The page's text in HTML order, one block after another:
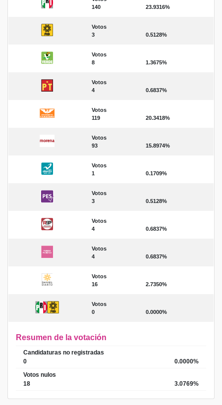
140
23.9316%
Votos
3
0.5128%
Votos
8
1.3675%
Votos
4
0.6837%
Votos
119
20.3418%
Votos
93
15.8974%
Votos
1
0.1709%
Votos
3
0.5128%
Votos
4
0.6837%
Votos
4
0.6837%
Votos
16
2.7350%
Votos
0
0.0000%
Resumen de la votación
Candidaturas no registradas
0
0.0000%
Votos nulos
18
3.0769%